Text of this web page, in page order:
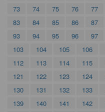
73
74 75 76 77
83
84 85 86 87
93
94 95 96 97
103
104 105 106
112
113 114 115
121
122 123 124
130
131 132 133
139
140 141 142